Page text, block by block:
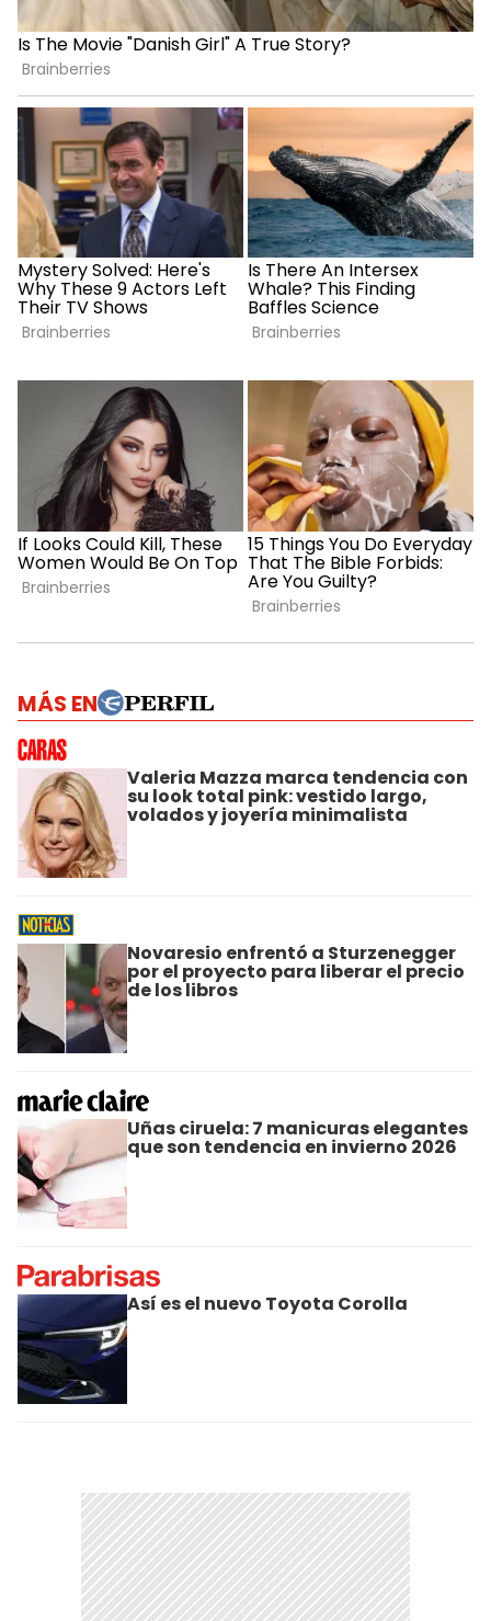
MÁS EN
Valeria Mazza marca tendencia con
su look total pink: vestido largo,
volados y joyería minimalista
Novaresio enfrentó a Sturzenegger
por el proyecto para liberar el precio
de los libros
Uñas ciruela: 7 manicuras elegantes
que son tendencia en invierno 2026
Así es el nuevo Toyota Corolla